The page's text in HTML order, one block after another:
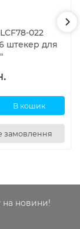
022
штекер для
В кошик
замовлення
на новини!